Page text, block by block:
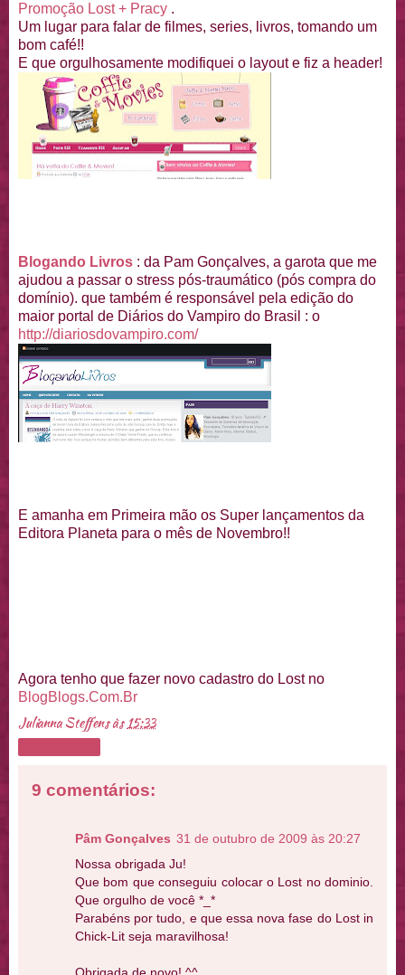
Promoção Lost + Pracy .
Um lugar para falar de filmes, series, livros, tomando um
bom café!!
E que orgulhosamente modifiquei o layout e fiz a header!
Blogando Livros : da Pam Gonçalves, a garota que me
ajudou a passar o stress pós-traumático (pós compra do
domínio). que também é responsável pela edição do
maior portal de Diários do Vampiro do Brasil : o
http://diariosdovampiro.com/
E amanha em Primeira mão os Super lançamentos da
Editora Planeta para o mês de Novembro!!
Agora tenho que fazer novo cadastro do Lost no
BlogBlogs.Com.Br
Julianna Steffensàs 15:33
9 comentários:
Pâm Gonçalves 31 de outubro de 2009 às 20:27
Nossa obrigada Ju!
Que bom que conseguiu colocar o Lost no dominio.
Que orgulho de você *_*
Parabéns por tudo, e que essa nova fase do Lost in
Chick-Lit seja maravilhosa!